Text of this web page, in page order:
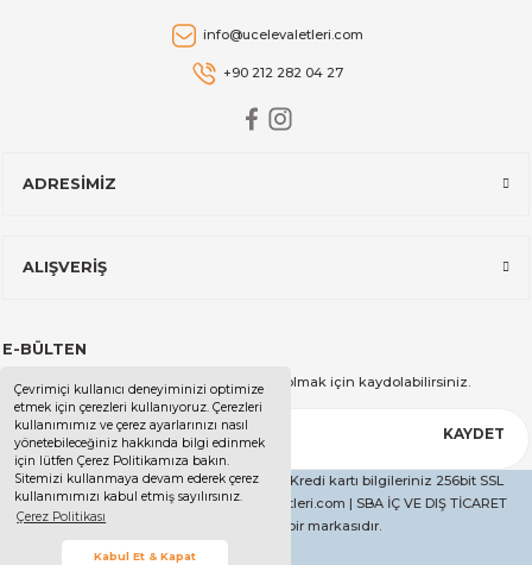
Çevrimiçi kullanıcı deneyiminizi optimize
etmek için çerezleri kullanıyoruz. Çerezleri
kullanımımız ve çerez ayarlarınızı nasıl
yönetebileceğiniz hakkında bilgi edinmek
için lütfen Çerez Politikamıza bakın.
Sitemizi kullanmaya devam ederek çerez
kullanımımızı kabul etmiş sayılırsınız.
Çerez Politikası
Kabul Et & Kapat
info@ucelevaletleri.com
+90 212 282 04 27
ADRESİMİZ
ALIŞVERİŞ
E-BÜLTEN
Kampanya ve duyurularımızdan haberdar olmak için kaydolabilirsiniz.
KAYDET
Copyright 2025 - Tüm Hakları Saklıdır. - Kredi kartı bilgileriniz 256bit SSL
sertifikası ile korunmaktadır. | ucelevaletleri.com | SBA İÇ VE DIŞ TİCARET
LİMİTED ŞİRKETİ'nin bir markasıdır.